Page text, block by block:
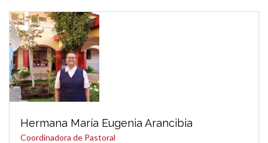
Hermana María Eugenia Arancibia
Coordinadora de Pastoral